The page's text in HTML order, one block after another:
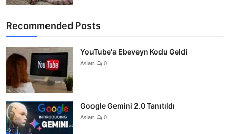
Recommended Posts
YouTube'a Ebeveyn Kodu Geldi
Aslan 0
Google Gemini 2.0 Tanıtıldı
Aslan 0